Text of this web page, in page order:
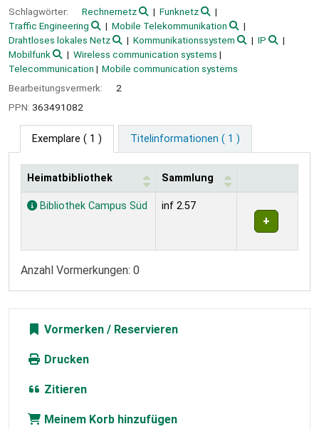
Schlagwörter:
Rechnernetz
Funknetz
Traffic Engineering
Mobile Telekommunikation
Drahtloses lokales Netz
Kommunikationssystem
IP
Mobilfunk
Wireless communication systems
Telecommunication
Mobile communication systems
Bearbeitungsvermerk:
2
PPN: 363491082
Exemplare ( 1 ) Titelinformationen ( 1 )
Exemplare
Heimatbibliothek Sammlung
Bibliothek Campus Süd inf 2.57
Anzahl Vormerkungen: 0
Vormerken
Drucken
Zitieren
Meinem Korb hinzufügen